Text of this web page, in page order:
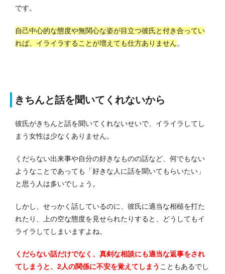
です。
自己中心的な態度や無関心な姿が目立つ彼氏と付き合ってい
れば、イライラすることが増えても仕方ありません。
きちんと話を聞いてくれないから
彼氏がきちんと話を聞いてくれないせいで、イライラしてし
まう女性は少なくありません。
くだらない出来事や自分の好きなものの話など、何でもない
ようなことであっても「好きな人に話を聞いてもらいたい」
と思う人は多いでしょう。
しかし、せっかく話しているのに、彼氏に適当な相槌を打た
れたり、上の空な態度を見せられたりすると、どうしてもイ
ライラしてしまいますよね。
くだらない話だけでなく、真剣な相談にも適当な返事をされ
てしまうと、2人の関係に不安を覚えてしまう こともあるでし